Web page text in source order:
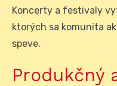
Koncerty a festivaly
ktorých sa komunita
speve.
Produkčný